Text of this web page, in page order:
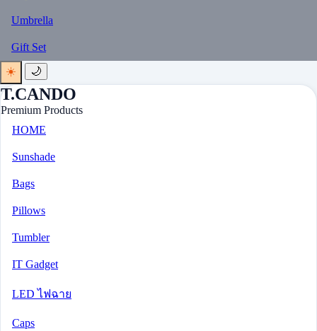
Umbrella
Gift Set
☀️
🌙
T.CANDO
Premium Products
HOME
Sunshade
Bags
Pillows
Tumbler
IT Gadget
LED ไฟฉาย
Caps